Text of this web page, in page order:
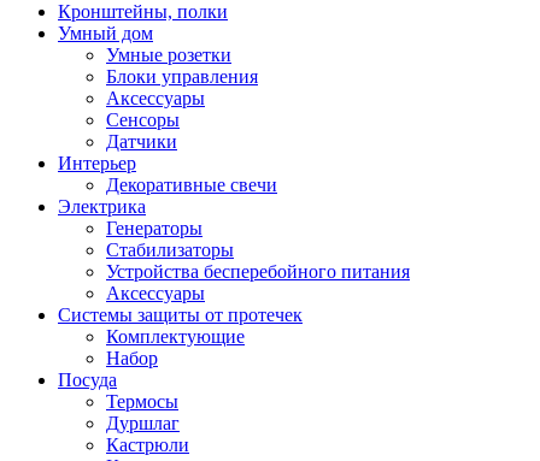
Кронштейны, полки
Умный дом
Умные розетки
Блоки управления
Аксессуары
Сенсоры
Датчики
Интерьер
Декоративные свечи
Электрика
Генераторы
Стабилизаторы
Устройства бесперебойного питания
Аксессуары
Системы защиты от протечек
Комплектующие
Набор
Посуда
Термосы
Дуршлаг
Кастрюли